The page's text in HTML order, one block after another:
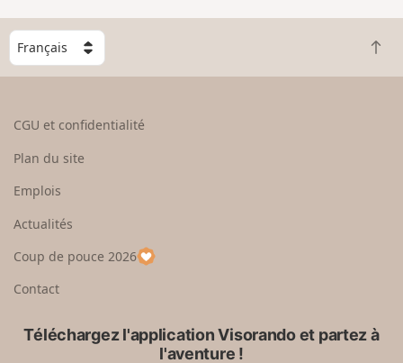
C
h
o
e
u
p
a
R
e
CGU et confidentialité
Plan du site
Emplois
Actualités
Coup de pouce 2026
Contact
Téléchargez l'application Visorando et partez à
l'aventure !